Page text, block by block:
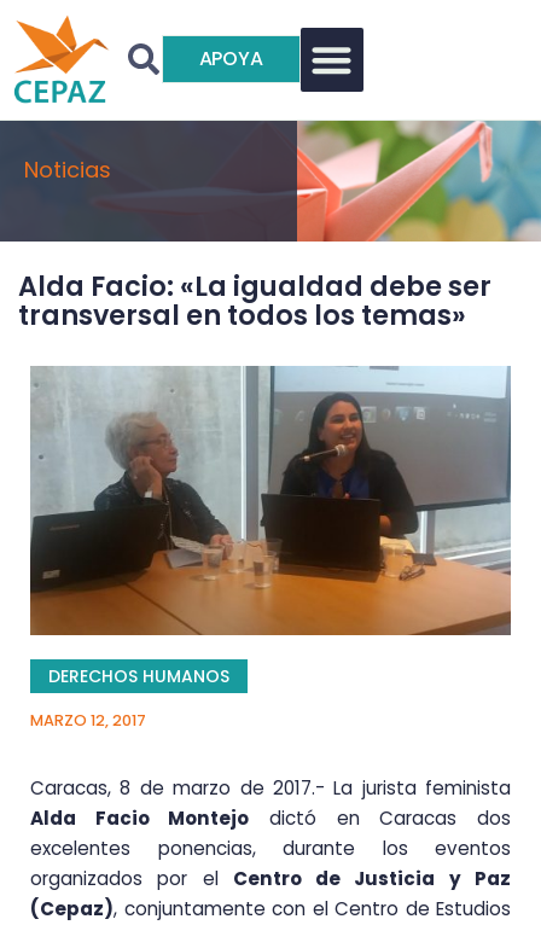
APOYA
Noticias
Alda Facio: «La igualdad debe ser
transversal en todos los temas»
DERECHOS HUMANOS
MARZO 12, 2017
Caracas, 8 de marzo de 2017.- La jurista feminista
Alda Facio Montejo dictó en Caracas dos
excelentes ponencias, durante los eventos
organizados por el Centro de Justicia y Paz
(Cepaz), conjuntamente con el Centro de Estudios